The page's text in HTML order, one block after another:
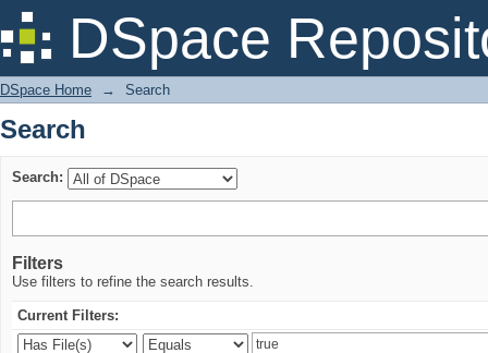
DSpace
Search
DSpace Home → Search
Search
Search:
Filters
Use filters to refine the search results.
Current Filters: